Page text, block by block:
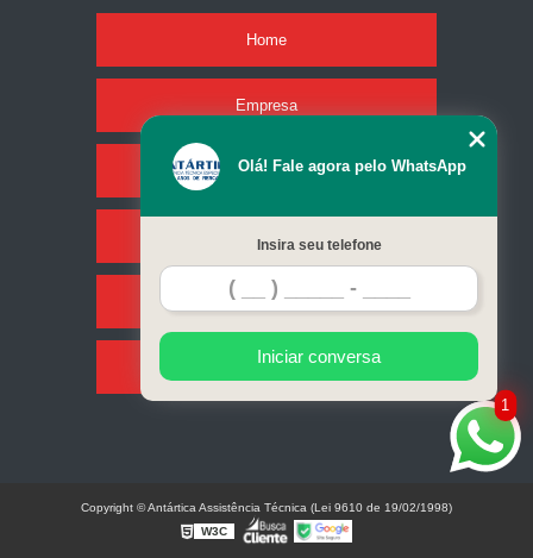
Home
Empresa
Missão
Serviços
Contato
Mapa do site
1
Olá! Fale agora pelo WhatsApp
Insira seu telefone
Iniciar conversa
Copyright © Antártica Assistência Técnica (Lei 9610 de 19/02/1998)
W3C